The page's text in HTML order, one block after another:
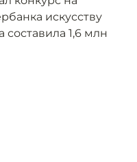
искусству
1,6 млн